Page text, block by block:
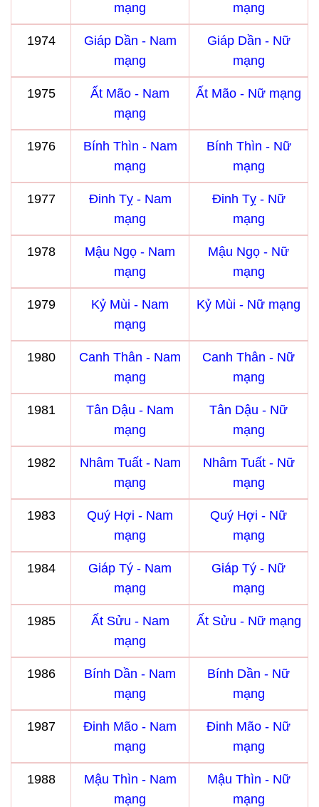
mạng mạng
1974
Giáp Dần - Nam
mạng
Giáp Dần - Nữ
mạng
1975
Ất Mão - Nam
mạng
Ất Mão - Nữ mạng
1976
Bính Thìn - Nam
mạng
Bính Thìn - Nữ
mạng
1977
Đinh Tỵ - Nam
mạng
Đinh Tỵ - Nữ
mạng
1978
Mậu Ngọ - Nam
mạng
Mậu Ngọ - Nữ
mạng
1979
Kỷ Mùi - Nam
mạng
Kỷ Mùi - Nữ mạng
1980
Canh Thân - Nam
mạng
Canh Thân - Nữ
mạng
1981
Tân Dậu - Nam
mạng
Tân Dậu - Nữ
mạng
1982
Nhâm Tuất - Nam
mạng
Nhâm Tuất - Nữ
mạng
1983
Quý Hợi - Nam
mạng
Quý Hợi - Nữ
mạng
1984
Giáp Tý - Nam
mạng
Giáp Tý - Nữ
mạng
1985
Ất Sửu - Nam
mạng
Ất Sửu - Nữ mạng
1986
Bính Dần - Nam
mạng
Bính Dần - Nữ
mạng
1987
Đinh Mão - Nam
mạng
Đinh Mão - Nữ
mạng
1988
Mậu Thìn - Nam
mạng
Mậu Thìn - Nữ
mạng